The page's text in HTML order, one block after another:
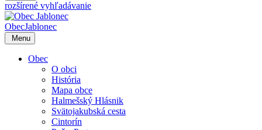
rozšírené vyhľadávanie
ObecJablonec
Menu
Obec
O obci
História
Mapa obce
Halmešský Hlásnik
Svätojakubská cesta
Cintorín